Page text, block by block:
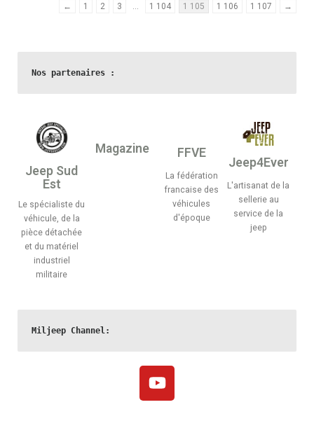
←
1 2 3 … 1 104 1 105 1 106 1 107 →
Nos partenaires :
Jeep Sud
Est
Le spécialiste du
véhicule, de la
pièce détachée
et du matériel
industriel
militaire
Magazine FFVE
La fédération
francaise des
véhicules
d'époque
Jeep4Ever
L'artisanat de la
sellerie au
service de la
jeep
Miljeep Channel: